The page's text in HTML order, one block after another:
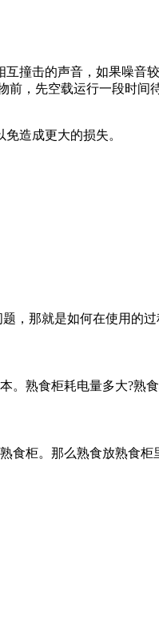
撞击的声音，如果噪音
前，先空载运行一段时间
造成更大的损失。
，那就是如何在使用的
熟食柜耗电量多大?熟
柜。那么熟食放熟食